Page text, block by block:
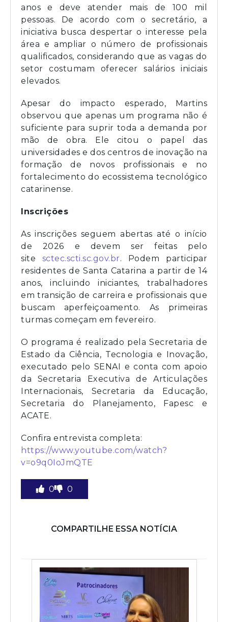
anos e deve atender mais de 100 mil
pessoas. De acordo com o secretário, a
iniciativa busca despertar o interesse pela
área e ampliar o número de profissionais
qualificados, considerando que as vagas do
setor costumam oferecer salários iniciais
elevados.
Apesar do impacto esperado, Martins
observou que apenas um programa não é
suficiente para suprir toda a demanda por
mão de obra. Ele citou o papel das
universidades e dos centros de inovação na
formação de novos profissionais e no
fortalecimento do ecossistema tecnológico
catarinense.
Inscrições
As inscrições seguem abertas até o início
de 2026 e devem ser feitas pelo
site sctec.scti.sc.gov.br. Podem participar
residentes de Santa Catarina a partir de 14
anos, incluindo iniciantes, trabalhadores
em transição de carreira e profissionais que
buscam aperfeiçoamento. As primeiras
turmas começam em fevereiro.
O programa é realizado pela Secretaria de
Estado da Ciência, Tecnologia e Inovação,
executado pelo SENAI e conta com apoio
da Secretaria Executiva de Articulações
Internacionais, Secretaria da Educação,
Secretaria do Planejamento, Fapesc e
ACATE.
Confira entrevista completa:
https://www.youtube.com/watch?
v=o9q0IoJmQTE
0 0
COMPARTILHE ESSA NOTÍCIA